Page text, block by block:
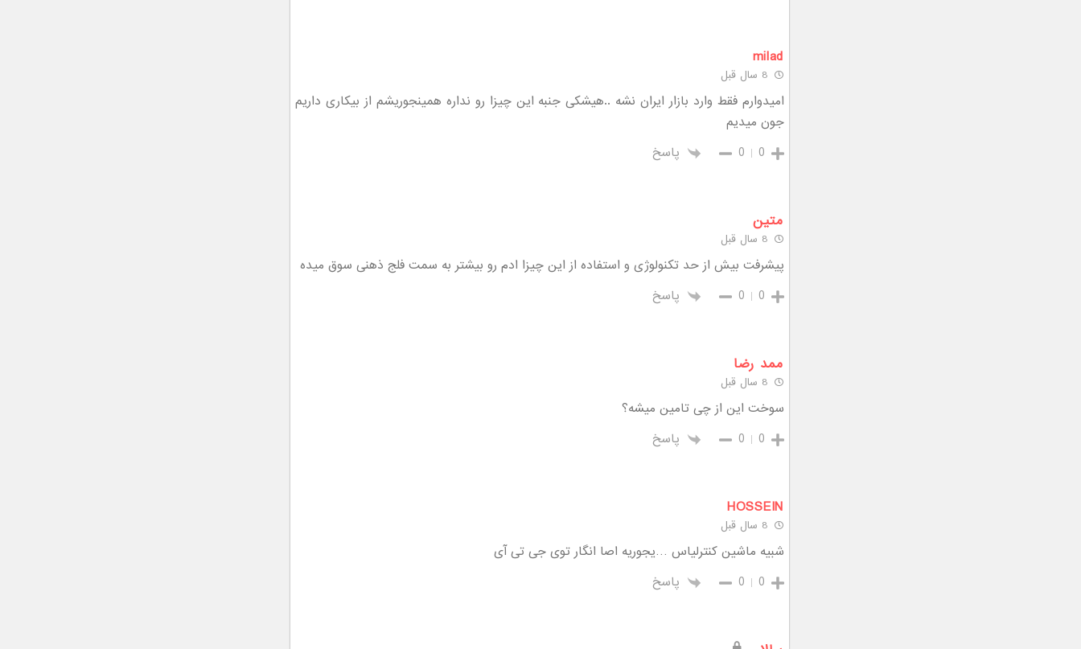
milad
امیدوارم فقط وارد بازار ایران نشه ..هیشکی جنبه این چیزا رو نداره همینجوریشم از بیکاری داریم
جون میدیم
0
0 پاسخ
متین
پیشرفت بیش از حد تکنولوژی و استفاده از این چیزا ادم رو بیشتر به سمت فلج ذهنی سوق میده
0
0 پاسخ
ممد رضا
سوخت این از چی تامین میشه؟
0
0 پاسخ
HOSSEIN
شبیه ماشین کنترلیاس …یجوریه اصا انگار توی جی تی آی
0
0 پاسخ